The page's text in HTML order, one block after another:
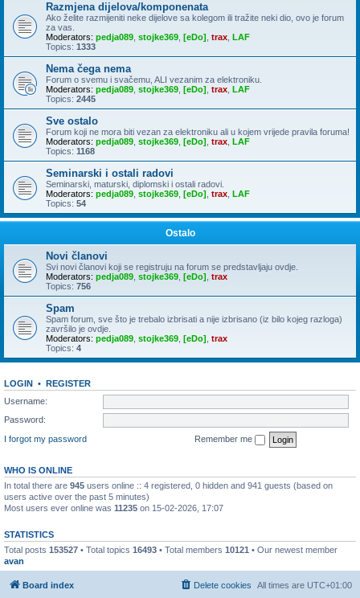
Razmjena dijelova/komponenata
Ako želite razmijeniti neke dijelove sa kolegom ili tražite neki dio, ovo je forum
za vas.
Moderators: pedja089 stojke369 [eDo] trax LAF
Topics: 1333
Nema čega nema
Forum o svemu i svačemu, ALI vezanim za elektroniku.
Moderators: pedja089 stojke369 [eDo] trax LAF
Topics: 2445
Sve ostalo
Forum koji ne mora biti vezan za elektroniku ali u kojem vrijede pravila foruma!
Moderators: pedja089 stojke369 [eDo] trax LAF
Topics: 1168
Seminarski i ostali radovi
Seminarski, maturski, diplomski i ostali radovi.
Moderators: pedja089 stojke369 [eDo] trax LAF
Topics: 54
Ostalo
Novi članovi
Svi novi članovi koji se registruju na forum se predstavljaju ovdje.
Moderators: pedja089 stojke369 [eDo] trax
Topics: 756
Spam
Spam forum, sve što je trebalo izbrisati a nije izbrisano (iz bilo kojeg razloga)
završilo je ovdje.
Moderators: pedja089 stojke369 [eDo] trax
Topics: 4
LOGIN • REGISTER
Username:
Password:
I forgot my password
Remember me
WHO IS ONLINE
In total there are 945 users online :: 4 registered, 0 hidden and 941 guests (based on
users active over the past 5 minutes)
Most users ever online was 11235 on 15-02-2026, 17:07
STATISTICS
Total posts 153527 • Total topics 16493 • Total members 10121 • Our newest member
avan
Board index All times are UTC+01:00
Delete cookies